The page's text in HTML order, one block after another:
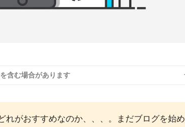
含む場合があります
れがおすすめなのか、、、。まだブログを始め